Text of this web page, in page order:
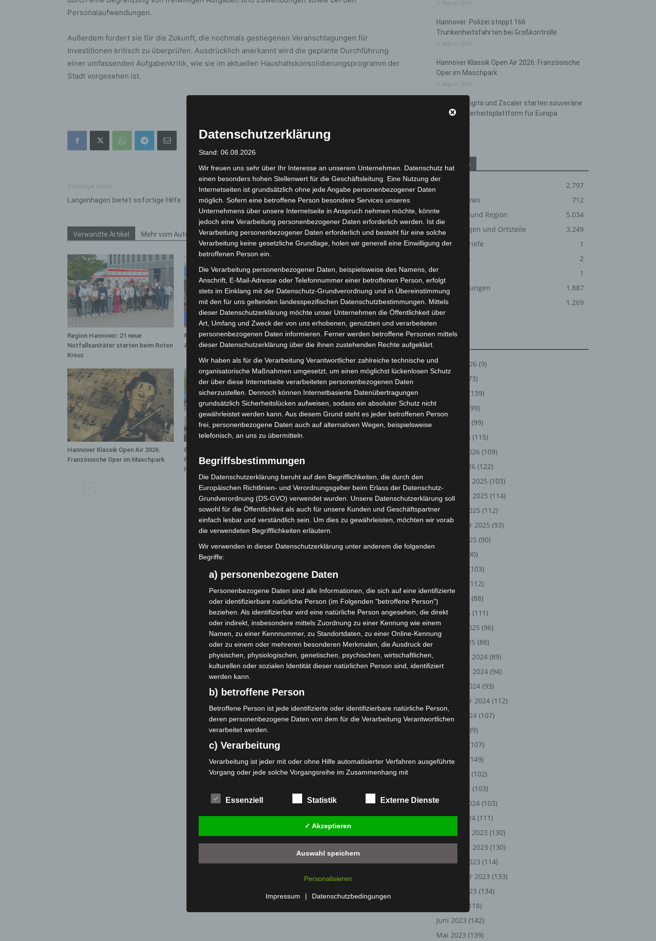
Personalaufwendungen.
Außerdem fordert sie für die Zukunft, die nochmals gestiegenen Veranschlagungen für
Investitionen kritisch zu überprüfen. Ausdrücklich anerkannt wird die geplante Durchführung
einer umfassenden Aufgabenkritik, wie sie im aktuellen Haushaltskonsolidierungsprogramm der
Stadt vorgesehen ist.
Langenhagen bietet sofortige Hilfe
Nächster Artikel
Interkommunale Veloroute 08
Verwandte Artikel Mehr vom Autor
Region Hannover: 21 neue
Notfallsanitäter starten beim Roten
Kreuz
Mann läuft mit Hockeyschläger über
A7 – Polizei sucht Zeugen
Hannover: Polizei stoppt 166
Trunkenheitsfahrten bei
Hannover Klassik Open Air 2026:
Französische Oper im Maschpark
Blaulichtmeile Langenhagen 2026:
Polizei, Feuerwehr und Rettung
hautnah erleben
Koffer für Prävention ein
3. August 2026
Hannover: Polizei stoppt 166
Trunkenheitsfahrten bei Großkontrolle
2. August 2026
Hannover Klassik Open Air 2026: Französische
Oper im Maschpark
2. August 2026
Schwarz Digits und Zscaler starten souveräne
Cloud-Sicherheitsplattform für Europa
Kategorien
2.797
Corona-News
712
Hannover und Region
5.034
Langenhagen und Ortsteile
3.249
Leserbriefe
1
Menschen
2
Über uns
1
Veranstaltungen
1.887
Welt
1.269
August 2026 (9)
(73)
(139)
(99)
(99)
März 2026 (115)
Februar 2026 (109)
Januar 2026 (122)
Dezember 2025 (103)
November 2025 (114)
Oktober 2025 (112)
September 2025 (93)
August 2025 (90)
(90)
(103)
(112)
April 2025
(88)
März 2025 (111)
Februar 2025 (96)
Januar 2025 (88)
Dezember 2024 (89)
November 2024 (94)
Oktober 2024 (93)
September 2024 (112)
August 2024 (107)
(89)
(107)
Mai 2024
(149)
(102)
März 2024 (103)
Februar 2024 (103)
Januar 2024 (111)
Dezember 2023 (130)
November 2023 (130)
Oktober 2023 (114)
September 2023 (133)
August 2023 (134)
(118)
Juni 2023 (142)
Mai 2023 (139)
Datenschutzerklärung
Stand: 06.08.2026
Wir freuen uns sehr über Ihr Interesse an unserem Unternehmen. Datenschutz hat
einen besonders hohen Stellenwert für die Geschäftsleitung. Eine Nutzung der
Internetseiten ist grundsätzlich ohne jede Angabe personenbezogener Daten
möglich. Sofern eine betroffene Person besondere Services unseres
Unternehmens über unsere Internetseite in Anspruch nehmen möchte, könnte
jedoch eine Verarbeitung personenbezogener Daten erforderlich werden. Ist die
Verarbeitung personenbezogener Daten erforderlich und besteht für eine solche
Verarbeitung keine gesetzliche Grundlage, holen wir generell eine Einwilligung der
betroffenen Person ein.
Die Verarbeitung personenbezogener Daten, beispielsweise des Namens, der
Anschrift, E-Mail-Adresse oder Telefonnummer einer betroffenen Person, erfolgt
stets im Einklang mit der Datenschutz-Grundverordnung und in Übereinstimmung
mit den für uns geltenden landesspezifischen Datenschutzbestimmungen. Mittels
dieser Datenschutzerklärung möchte unser Unternehmen die Öffentlichkeit über
Art, Umfang und Zweck der von uns erhobenen, genutzten und verarbeiteten
personenbezogenen Daten informieren. Ferner werden betroffene Personen mittels
dieser Datenschutzerklärung über die ihnen zustehenden Rechte aufgeklärt.
Wir haben als für die Verarbeitung Verantwortlicher zahlreiche technische und
organisatorische Maßnahmen umgesetzt, um einen möglichst lückenlosen Schutz
der über diese Internetseite verarbeiteten personenbezogenen Daten
sicherzustellen. Dennoch können Internetbasierte Datenübertragungen
grundsätzlich Sicherheitslücken aufweisen, sodass ein absoluter Schutz nicht
gewährleistet werden kann. Aus diesem Grund steht es jeder betroffenen Person
frei, personenbezogene Daten auch auf alternativen Wegen, beispielsweise
telefonisch, an uns zu übermitteln.
Begriffsbestimmungen
Die Datenschutzerklärung beruht auf den Begrifflichkeiten, die durch den
Europäischen Richtlinien- und Verordnungsgeber beim Erlass der Datenschutz-
Grundverordnung (DS-GVO) verwendet wurden. Unsere Datenschutzerklärung soll
sowohl für die Öffentlichkeit als auch für unsere Kunden und Geschäftspartner
einfach lesbar und verständlich sein. Um dies zu gewährleisten, möchten wir vorab
die verwendeten Begrifflichkeiten erläutern.
Wir verwenden in dieser Datenschutzerklärung unter anderem die folgenden
Begriffe:
a) personenbezogene Daten
Personenbezogene Daten sind alle Informationen, die sich auf eine identifizierte
oder identifizierbare natürliche Person (im Folgenden "betroffene Person")
beziehen. Als identifizierbar wird eine natürliche Person angesehen, die direkt
oder indirekt, insbesondere mittels Zuordnung zu einer Kennung wie einem
Namen, zu einer Kennnummer, zu Standortdaten, zu einer Online-Kennung
oder zu einem oder mehreren besonderen Merkmalen, die Ausdruck der
physischen, physiologischen, genetischen, psychischen, wirtschaftlichen,
kulturellen oder sozialen Identität dieser natürlichen Person sind, identifiziert
werden kann.
b) betroffene Person
Betroffene Person ist jede identifizierte oder identifizierbare natürliche Person,
deren personenbezogene Daten von dem für die Verarbeitung Verantwortlichen
verarbeitet werden.
c) Verarbeitung
Verarbeitung ist jeder mit oder ohne Hilfe automatisierter Verfahren ausgeführte
Vorgang oder jede solche Vorgangsreihe im Zusammenhang mit
das Ordnen, die Speicherung, die Anpassung oder Veränderung, das Auslesen,
das Abfragen, die Verwendung, die Offenlegung durch Übermittlung, Verbreitung
oder eine andere Form der Bereitstellung, den Abgleich oder die Verknüpfung,
die Einschränkung, das Löschen oder die Vernichtung.
d) Einschränkung der Verarbeitung
Einschränkung der Verarbeitung ist die Markierung gespeicherter
Profiling ist jede Art der automatisierten Verarbeitung personenbezogener
Daten, die darin besteht, dass diese personenbezogenen Daten verwendet
werden, um bestimmte persönliche Aspekte, die sich auf eine natürliche Person
Essenziell Statistik Externe Dienste
✓ Akzeptieren
Auswahl speichern
Personalisieren
Impressum | Datenschutzbedingungen